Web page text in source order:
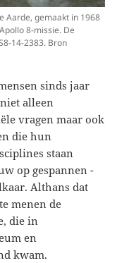
Aarde, gemaakt in 1968
8-missie. De
14-2383. Bron
sinds jaar
alleen
vragen maar ook
die hun
staan
op gespannen -
Althans dat
menen de
die in
en
kwam.